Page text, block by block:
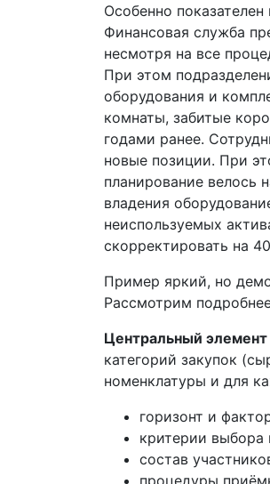
Особенно
Финансовая служба
несмотря на все
При этом
оборудования и
комнаты, забитые
годами ранее.
новые позиции. При
планирование велось
владения
неиспользуемых
скорректировать на
Пример яркий, но
Рассмотрим
Центральный
категорий закупок
номенклатуры и для
горизонт и
критерии
состав
процедуры